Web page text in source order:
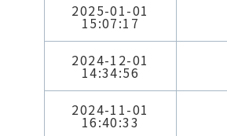
2025-01-01
15:07:17
2024-12-01
14:34:56
2024-11-01
16:40:33